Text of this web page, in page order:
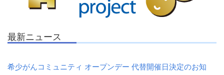
最新ニュース
希少がんコミュニティ オープンデー 代替開催日決定のお知